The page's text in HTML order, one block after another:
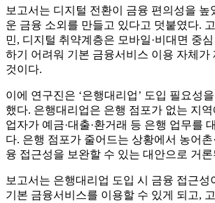
보고서는 디지털 전환이 금융 편의성을 높
운 금융 소외를 만들고 있다고 덧붙였다.
민, 디지털 취약계층은 모바일·비대면 중
하기 어려워 기본 금융서비스 이용 자체가
것이다.
이에 연구진은 ‘은행대리업’ 도입 필요성
했다. 은행대리업은 은행 점포가 없는 지역
업자가 예금·대출·환거래 등 은행 업무를
다. 은행 점포가 줄어드는 상황에서 농어촌
융 접근성을 보완할 수 있는 대안으로 거론
보고서는 은행대리업 도입 시 금융 접근성
기본 금융서비스를 이용할 수 있게 되고,